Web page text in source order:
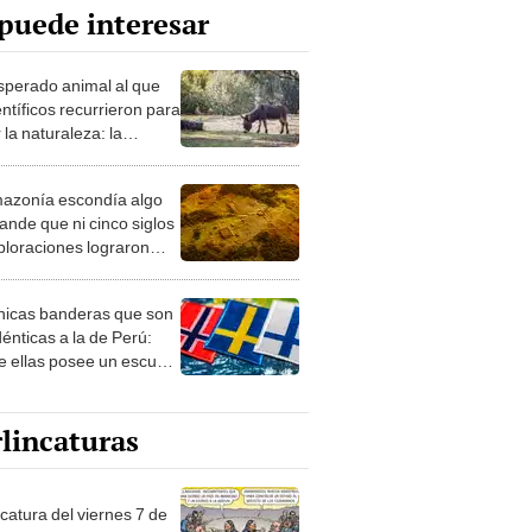
interesar
animal al que
recurrieron para
la naturaleza: la
en un paisaje con
escondía algo
que ni cinco siglos
lograron
su pasado
banderas que son
a la de Perú:
ellas posee un escudo
del viernes 7 de